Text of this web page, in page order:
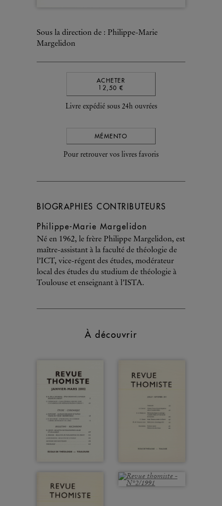
Sous la direction de : Philippe-Marie
Margelidon
ACHETER
12,50 €
Livre expédié sous 24h ouvrées
MÉMENTO
Pour retrouver vos livres favoris
BIOGRAPHIES CONTRIBUTEURS
Philippe-Marie Margelidon
Né en 1962, le frère Philippe Margelidon, est
maître-assistant à la faculté de théologie de
l’ICT, vice-régent des études, modérateur
local des études du studium de théologie à
Toulouse et enseignant à l’ISTA.
À découvrir